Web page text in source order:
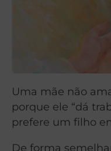
Uma mãe não
porque ele “dá
prefere um filho
De forma